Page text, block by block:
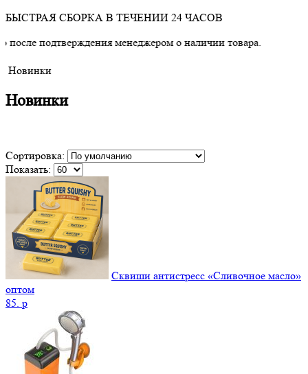
БЫСТРАЯ СБОРКА В ТЕЧЕНИИ 24 ЧАСОВ
менеджером о наличии товара.
Новинки
Новинки
Сортировка:
Показать:
Сквиши антистресс «Сливочное масло»
оптом
85. p